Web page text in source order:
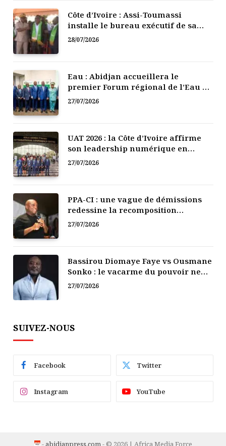
Côte d’Ivoire : Assi-Toumassi
installe le bureau exécutif de sa
mutuelle de développement
28/07/2026
Eau : Abidjan accueillera le
premier Forum régional de l’Eau de
l’Afrique de l’Ouest
27/07/2026
UAT 2026 : la Côte d’Ivoire affirme
son leadership numérique en
Afrique
27/07/2026
PPA-CI : une vague de démissions
redessine la recomposition
politique
27/07/2026
Bassirou Diomaye Faye vs Ousmane
Sonko : le vacarme du pouvoir ne
doit pas faire oublier les liens de la
27/07/2026
SUIVEZ-NOUS
Facebook Twitter
Instagram YouTube
- abidjanpress.com - © 2026 | Africa Media Force